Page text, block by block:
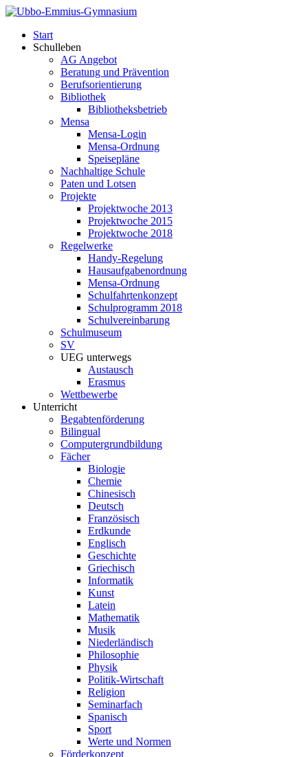
Start
Schulleben
AG Angebot
Beratung und Prävention
Berufsorientierung
Bibliothek
Bibliotheksbetrieb
Mensa
Mensa-Login
Mensa-Ordnung
Speisepläne
Nachhaltige Schule
Paten und Lotsen
Projekte
Projektwoche 2013
Projektwoche 2015
Projektwoche 2018
Regelwerke
Handy-Regelung
Hausaufgabenordnung
Mensa-Ordnung
Schulfahrtenkonzept
Schulprogramm 2018
Schulvereinbarung
Schulmuseum
SV
UEG unterwegs
Austausch
Erasmus
Wettbewerbe
Unterricht
Begabtenförderung
Bilingual
Computergrundbildung
Fächer
Biologie
Chemie
Chinesisch
Deutsch
Französisch
Erdkunde
Englisch
Geschichte
Griechisch
Informatik
Kunst
Latein
Mathematik
Musik
Niederländisch
Philosophie
Physik
Politik-Wirtschaft
Religion
Seminarfach
Spanisch
Sport
Werte und Normen
Förderkonzept